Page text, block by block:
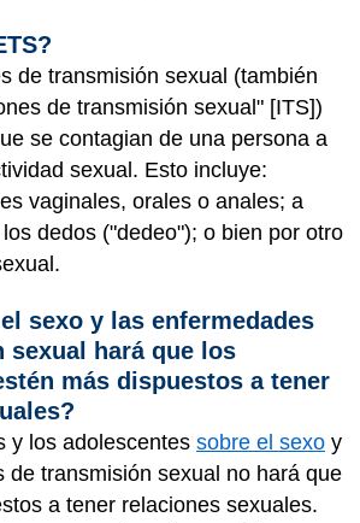
de transmisión sexual (también
de transmisión sexual" [ITS])
se contagian de una persona a
sexual. Esto incluye:
vaginales, orales o anales; a
dedos ("dedeo"); o bien por otro
sexo y las enfermedades
sexual hará que los
más dispuestos a tener
y los adolescentes sobre el sexo y
de transmisión sexual no hará que
a tener relaciones sexuales.